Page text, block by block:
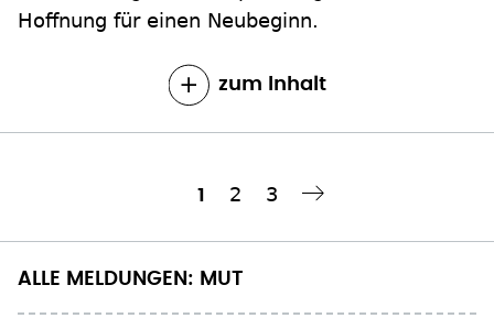
Hoffnung für einen Neubeginn.
zum Inhalt
Aktuelle
1 Seite
2 Seite
3
››
ALLE MELDUNGEN: MUT